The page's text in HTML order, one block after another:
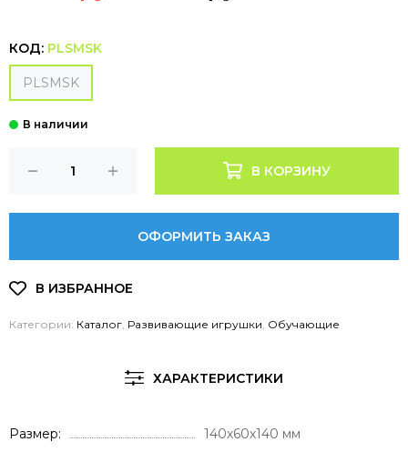
КОД: PLSMSK
PLSMSK
В КОРЗИНУ
ОФОРМИТЬ ЗАКАЗ
Категории: Каталог Развивающие игрушки Обучающие
ХАРАКТЕРИСТИКИ
Размер 140х60х140 мм